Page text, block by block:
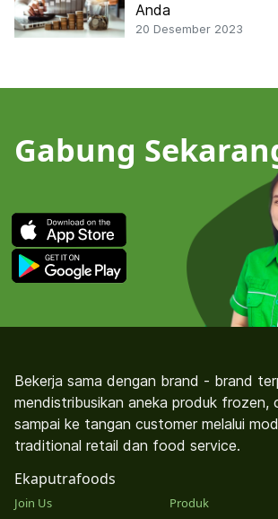
Anda
20 Desember 2023
Gabung
Bekerja sama dengan brand - brand
mendistribusikan aneka produk frozen,
sampai ke tangan customer melalui
traditional retail dan food service.
Ekaputrafoods
Join Us
Produk